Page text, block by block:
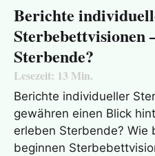
Berichte
Sterbebettvisionen
Sterbende?
Lesezeit: 13 Min.
Berichte individueller
gewähren einen Blick
erleben Sterbende? Wie
beginnen